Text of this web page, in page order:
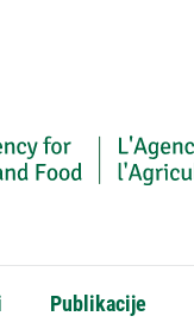
Publikacije